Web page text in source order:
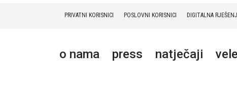
PRIVATNI KORISNICI POSLOVNI KORISNICI DIGITALNA
o nama press natječaji